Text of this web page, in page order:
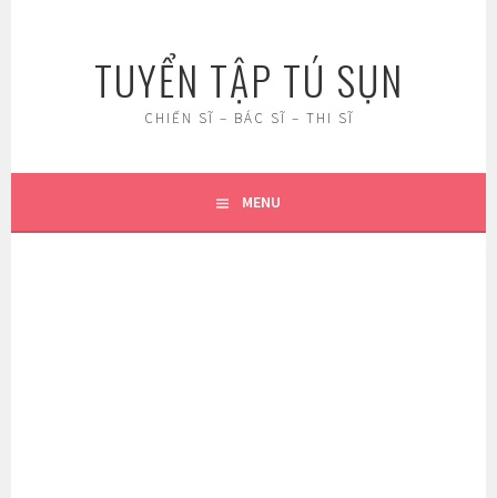
TUYỂN TẬP TÚ SỤN
CHIẾN SĨ – BÁC SĨ – THI SĨ
MENU